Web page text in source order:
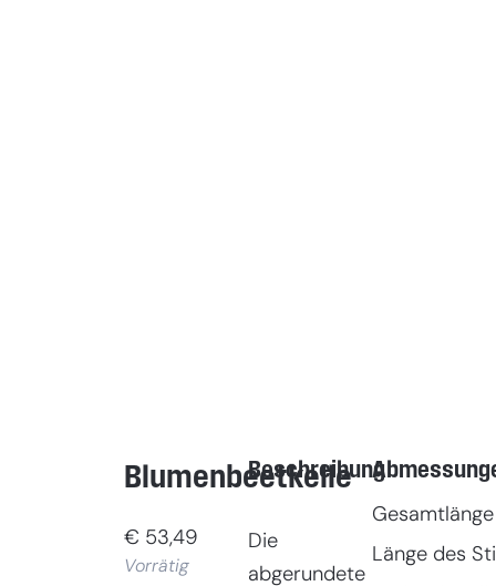
Blumenbeetkelle
€ 53,49
Vorrätig
Beschreibung
Die
abgerundete
Gesamtlänge
Länge des